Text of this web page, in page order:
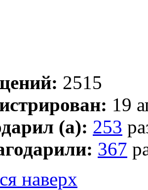
2515
19
(а): 253
367
наверх